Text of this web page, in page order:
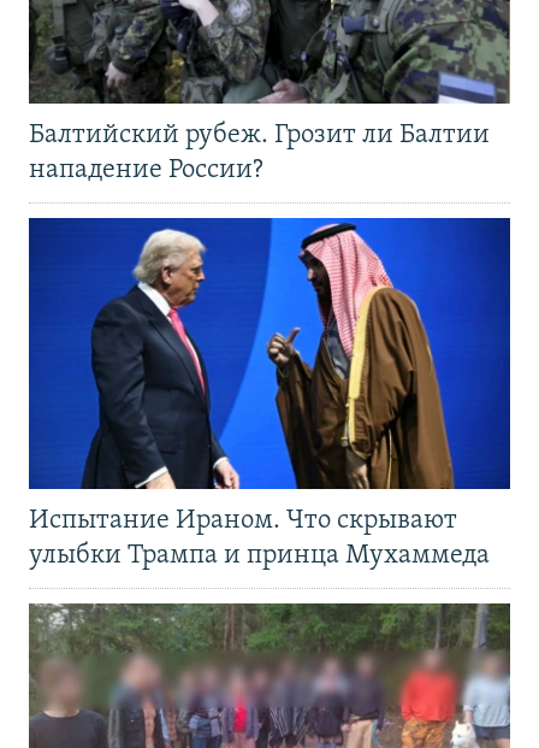
Балтийский рубеж. Грозит ли Балтии
нападение России?
Испытание Ираном. Что скрывают
улыбки Трампа и принца Мухаммеда